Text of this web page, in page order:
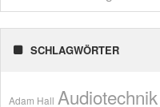
SCHLAGWÖRTER
Adam Hall Audiotechnik